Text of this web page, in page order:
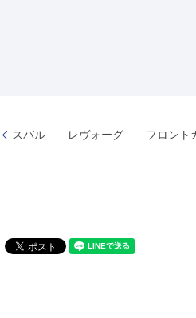
スバル レヴォーグ フロント